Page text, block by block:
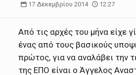
17 Δεκεμβρίου 2014 12:27
Από τις αρχές του μήνα είχε
ένας από τους βασικούς
πρώτος, για να αναλάβει την
της ΕΠΟ είναι ο Άγγελος